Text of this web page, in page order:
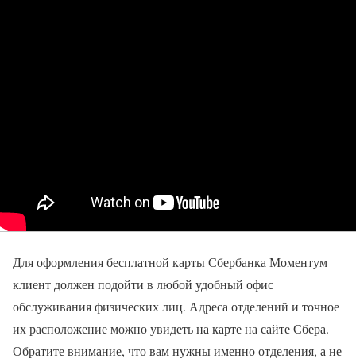
Для оформления бесплатной карты Сбербанка Моментум
клиент должен подойти в любой удобный офис
обслуживания физических лиц. Адреса отделений и точное
их расположение можно увидеть на карте на сайте Сбера.
Обратите внимание, что вам нужны именно отделения, а не